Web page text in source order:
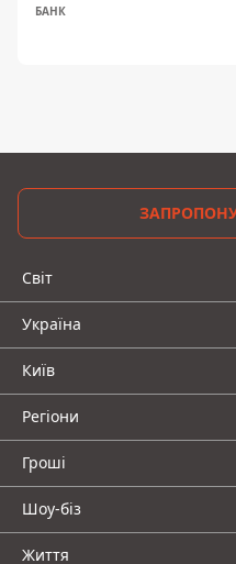
БАНК
Світ
Україна
Київ
Регіони
Гроші
Шоу-біз
Життя